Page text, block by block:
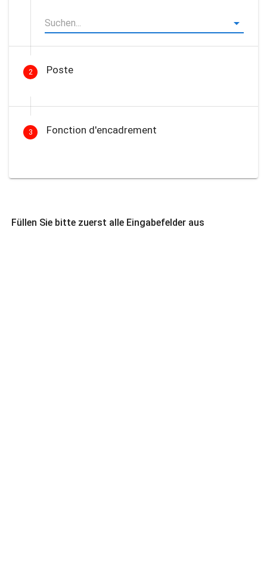
2 Poste
3 Fonction d'encadrement
Füllen Sie bitte zuerst alle Eingabefelder aus